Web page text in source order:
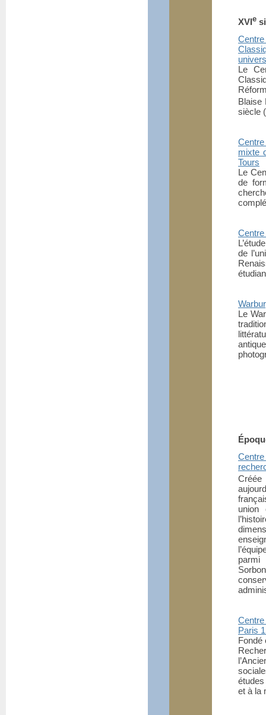
XVIe
Le
Blaise
siècle
mixte
Tours
Le
de
de
Le
union
parmi
Paris
Fondé
et à la